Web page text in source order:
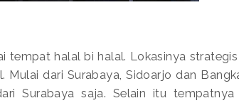
tempat halal bi halal. Lokasinya
Mulai dari Surabaya, Sidoarjo dan
Surabaya saja. Selain itu tempatnya